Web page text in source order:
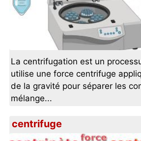
La centrifugation est un
utilise une force centrifuge
de la gravité pour séparer les
mélange...
centrifuge